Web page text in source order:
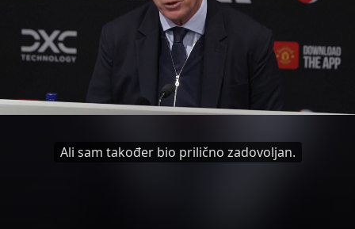
Ali sam također bio prilično zadovoljan.